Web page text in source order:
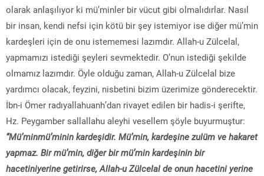
olarak anlaşılıyor ki mü’minler bir vücut gibi olmalıdırlar. Nasıl
bir insan, kendi nefsi için kötü bir şey istemiyor ise diğer mü’min
kardeşleri için de onu istememesi lazımdır. Allah-u Zülcelal,
yapmamızı istediği şeyleri sevmektedir. O’nun istediği şekilde
olmamız lazımdır. Öyle olduğu zaman, Allah-u Zülcelal bize
yardımcı olacak, feyzini, nisbetini bizim üzerimize gönderecektir.
İbn-i Ömer radıyallahuanh’dan rivayet edilen bir hadis-i şerifte,
Hz. Peygamber sallallahu aleyhi vesellem şöyle buyurmuştur:
“Mü’minmü’minin kardeşidir. Mü’min, kardeşine zulüm ve hakaret
yapmaz. Bir mü’min, diğer bir mü’min kardeşinin bir
hacetiniyerine getirirse, Allah-u Zülcelal de onun hacetini yerine